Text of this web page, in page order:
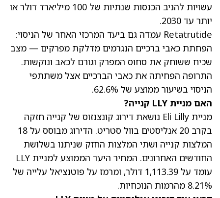
עשויות להניב הכנסות שנתיות של 100 מיליארד דולר או
יותר עד 2030.
Retatrutide עמדה גם ביעד המרכזי האחר של הניסוי:
הפחתת כאבי ברכיים הנגרמים מדלקת מפרקים — מצב
שכיח ששוחק את סחוס המפרק וגורם לכאב ונוקשות.
התרופה הפחיתה את כאבי הברכיים אצל משתתפי
הניסוי בשיעור ממוצע של 62.6%.
האם מניית LLY קנייה?
מניית Eli Lilly נושאת דירוג קונצנזוס של קנייה חזקה
בקרב 20 אנליסטים בוול סטריט. הדירוג מבוסס על 18
המלצות קנייה ושתי המלצות החזק שניתנו בשלושת
החודשים האחרונים. המחיר היעד הממוצע למניית LLY
עומד על 1,113.39 דולר, ומרמז על פוטנציאל עלייה של
8.21% מהרמות הנוכחיות.